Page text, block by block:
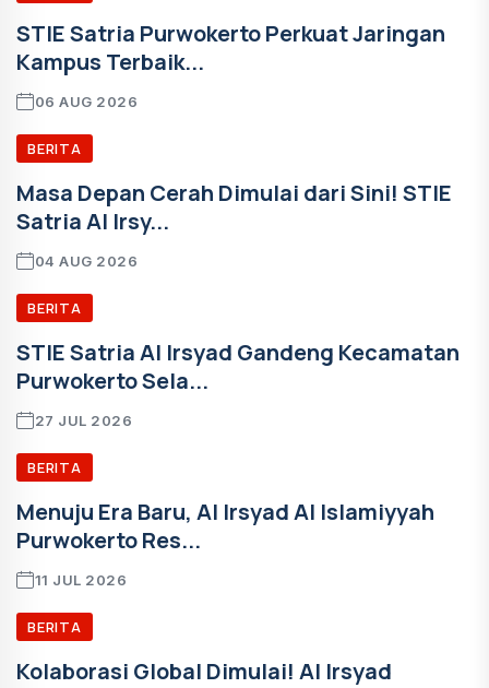
STIE Satria Purwokerto Perkuat Jaringan
Kampus Terbaik...
06 AUG 2026
BERITA
Masa Depan Cerah Dimulai dari Sini! STIE
Satria Al Irsy...
04 AUG 2026
BERITA
STIE Satria Al Irsyad Gandeng Kecamatan
Purwokerto Sela...
27 JUL 2026
BERITA
Menuju Era Baru, Al Irsyad Al Islamiyyah
Purwokerto Res...
11 JUL 2026
BERITA
Kolaborasi Global Dimulai! Al Irsyad